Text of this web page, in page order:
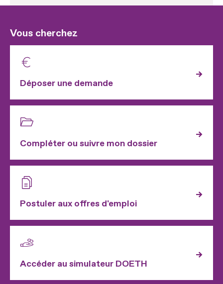
Vous cherchez
Déposer une demande
Compléter ou suivre mon dossier
Postuler aux offres d'emploi
Accéder au simulateur DOETH